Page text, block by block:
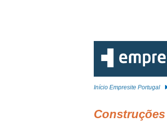
Início Empresite Portugal